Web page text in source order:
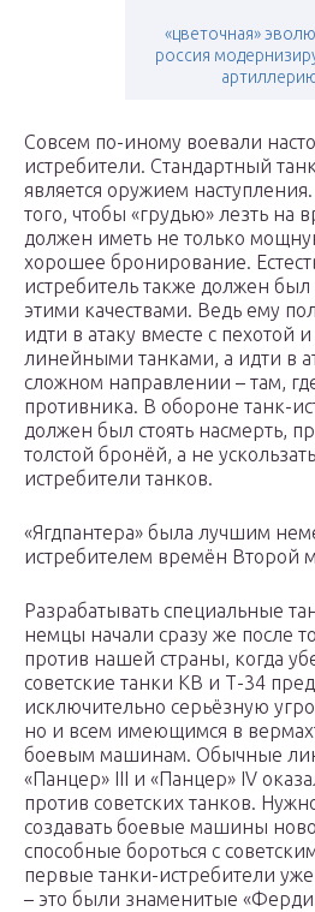
«цветочная»
россия
Совсем по-иному воевали
истребители. Стандартный
является оружием
того, чтобы «грудью» лезть на
должен иметь не только
хорошее бронирование.
истребитель также должен был
этими качествами. Ведь ему
идти в атаку вместе с пехотой
линейными танками, а идти в
сложном направлении – там,
противника. В обороне танк-
должен был стоять насмерть,
толстой бронёй, а не
истребители танков.
«Ягдпантера» была лучшим
истребителем времён Второй
Разрабатывать специальные
немцы начали сразу же после
против нашей страны, когда
советские танки КВ и Т-34
исключительно серьёзную
но и всем имеющимся в
боевым машинам. Обычные
«Панцер» III и «Панцер» IV
против советских танков.
создавать боевые машины
способные бороться с
первые танки-истребители
– это были знаменитые